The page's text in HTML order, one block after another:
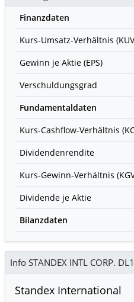
Finanzdaten
Kurs-Umsatz-Verhältnis
Gewinn je Aktie (EPS)
Verschuldungsgrad
Fundamentaldaten
Kurs-Cashflow-Verhältnis
Dividendenrendite
Kurs-Gewinn-Verhältnis
Dividende je Aktie
Bilanzdaten
Info STANDEX INTL CORP.
Standex International